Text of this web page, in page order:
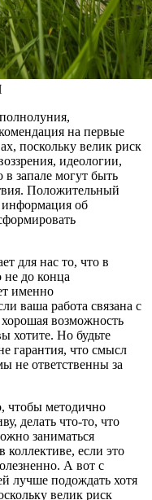
на первые
поскольку велик риск
идеологии,
запале могут быть
Положительный
об
для нас то, что в
до конца
именно
ваша работа связана с
возможность
хотите. Но будьте
гарантия, что смысл
не ответственны за
чтобы методично
делать что-то, что
заниматься
коллективе, если это
А вот с
лучше подождать хотя
велик риск